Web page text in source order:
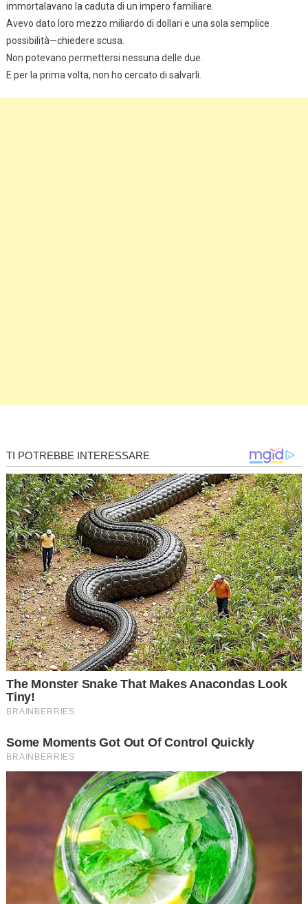
immortalavano la caduta di un impero familiare.
Avevo dato loro mezzo miliardo di dollari e una sola semplice
possibilità—chiedere scusa.
Non potevano permettersi nessuna delle due.
E per la prima volta, non ho cercato di salvarli.